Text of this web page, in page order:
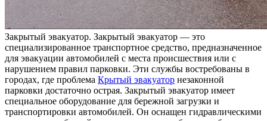
Зaкрытый эвaкуaтoр. Зaкрытый эвакуатор — это
специализированное транспортное средство, предназначенное
для эвакуации автомобилей с места происшествия или с
нарушением правил парковки. Эти службы востребованы в
городах, где проблема Крытый эвакуатор незаконной
парковки достаточно острая. Закрытый эвакуатор имеет
специальное оборудование для бережной загрузки и
транспортировки автомобилей. Он оснащен гидравлическими